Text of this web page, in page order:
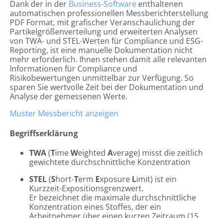
Dank der in der Business-Software enthaltenen
automatischen professionellen Messberichterstellung
PDF Format, mit grafischer Veranschaulichung der
Partikelgrößenverteilung und erweiterten Analysen
von TWA- und STEL-Werten für Compliance und ESG-
Reporting, ist eine manuelle Dokumentation nicht
mehr erforderlich. Ihnen stehen damit alle relevanten
Informationen für Compliance und
Risikobewertungen unmittelbar zur Verfügung. So
sparen Sie wertvolle Zeit bei der Dokumentation und
Analyse der gemessenen Werte.
Muster Messbericht anzeigen
Begriffserklärung
TWA(TimeWeighted Average) misst die zeitlich
gewichtete durchschnittliche Konzentration
STEL(Short-Term Exposure Limit) ist ein
Kurzzeit-Expositionsgrenzwert.
Er bezeichnet die maximale durchschnittliche
Konzentration eines Stoffes, der ein
6) Seitenfunktionalitäten
Youtube
Diese Website nutzt Plugins zur Anzeige und
Wiedergabe von Videos des folgenden Anbieters:
Google Ireland Limited, Gordon House, 4 Barrow St,
Dublin, D04 E5W5, Irland
Daten können zudem übermittelt werden an: Google
LLC., USA
Wenn Sie eine Seite unseres Internetauftritts
aufrufen, die ein solches Plugin enthält, stellt Ihr
Browser eine direkte Verbindung zu den Servern des
Anbieters her, um das Plugin zu laden. Hierbei
IP-Adresse, an den Anbieter übermittelt.
Wird die Wiedergabe eingebetteter Videos über das
Plugin gestartet, setzt der Anbieter zudem Cookies
ein, um Informationen über das Nutzerverhalten zu
missbräuchliches Verhalten zu unterbinden.
Sind Sie während Ihres Seitenbesuchs in einem
Nutzerkonto beim Anbieter eingeloggt, werden Ihre
Daten beim Klick auf ein Video direkt Ihrem Konto
Streitbeilegungsverfahren vor einer
Verbraucherschlichtungsstelle weder verpflichtet noch
bereit.
Allgemeine Verkaufs- und Lieferbedingungen
beim Verkauf von Waren
Geltungsbereich
Preise und Zahlungsvereinbarungen
Lieferfrist und Lieferverzug
Annahmeverzug
Eigentumsvorbehalt
Mängelansprüche des Käufers
Verjährung
Sonstige Haftung
Rechtswahl und Gerichtsstand